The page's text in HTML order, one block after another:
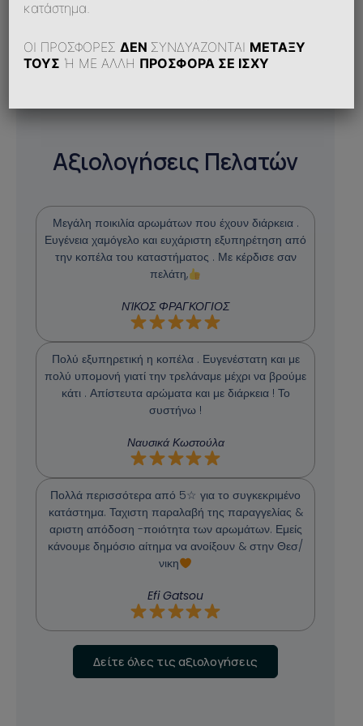
Αξιολογήσεις Πελατών
Μεγάλη ποικιλία αρωμάτων που έχουν διάρκεια .
Ευγένεια χαμόγελο και ευχάριστη εξυπηρέτηση από
την κοπέλα του καταστήματος . Με κέρδισε σαν
πελάτη,
ΝΊΚΟΣ ΦΡΑΓΚΟΓΙΟΣ
Πολύ εξυπηρετική η κοπέλα . Ευγενέστατη και με
πολύ υπομονή γιατί την τρελάναμε μέχρι να βρούμε
κάτι . Απίστευτα αρώματα και με διάρκεια ! Το
συστήνω !
Ναυσικά Κωστούλα
Πολλά περισσότερα από 5☆ για το συγκεκριμένο
κατάστημα. Ταχιστη παραλαβή της παραγγελίας &
αριστη απόδοση -ποιότητα των αρωμάτων. Εμείς
κάνουμε δημόσιο αίτημα να ανοίξουν & στην Θεσ/
νικη
Efi Gatsou
Δείτε όλες τις αξιολογήσεις
κατάστημα.
ΟΙ ΠΡΟΣΦΟΡΕΣΔΕΝ ΣΥΝΔΥΑΖΟΝΤΑΙ ΜΕΤΑΞΥ
ΤΟΥΣ Ή ΜΕ ΑΛΛΗ ΠΡΟΣΦΟΡΑ ΣΕ ΙΣΧΥ